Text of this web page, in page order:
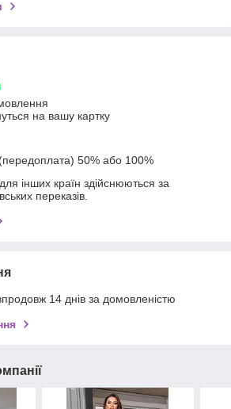
на вашу картку
50% або 100%
інших країн здійснюються за
переказів.
14 днів за домовленістю